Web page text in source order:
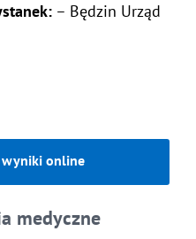
– Będzin Urząd
wyniki online
medyczne